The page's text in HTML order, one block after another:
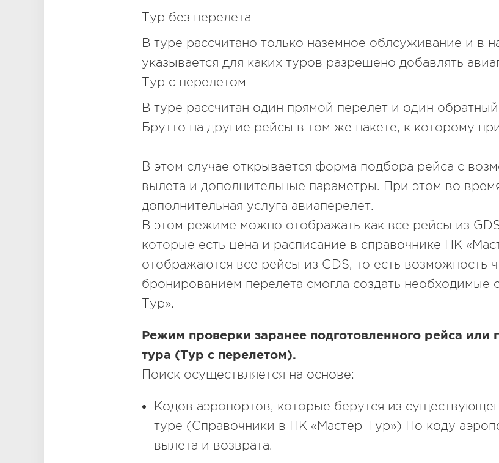
Тур без перелета
В туре рассчитано только наземное облсуживание и в
указывается для каких туров разрешено добавлять
Тур с перелетом
В туре рассчитан один прямой перелет и один
Брутто на другие рейсы в том же пакете, к которому
В этом случае открывается форма подбора рейса с
вылета и дополнительные параметры. При этом во
дополнительная услуга авиаперелет.
В этом режиме можно отображать как все рейсы из
которые есть цена и расписание в справочнике ПК
отображаются все рейсы из GDS, то есть возможность
бронированием перелета смогла создать необходимые
Тур».
Режим проверки заранее подготовленного рейса или
тура (Тур с перелетом).
Поиск осуществляется на основе:
Кодов аэропортов, которые берутся из
туре (Справочники в ПК «Мастер-Тур») По коду
вылета и возврата.